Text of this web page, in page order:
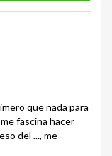
que nada para
fascina hacer
del ..., me